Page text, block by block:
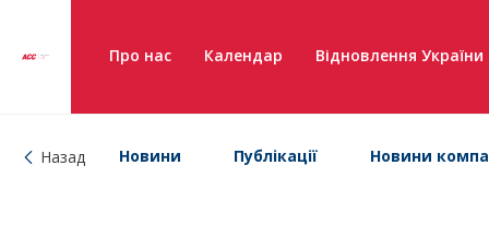
Про нас Календар Відновлення України
Назад Новини Публікації Новини